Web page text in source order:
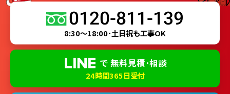
0120-811-139
8:30～18:00･土日祝も工事OK
で 無料見積･相談
24時間365日受付